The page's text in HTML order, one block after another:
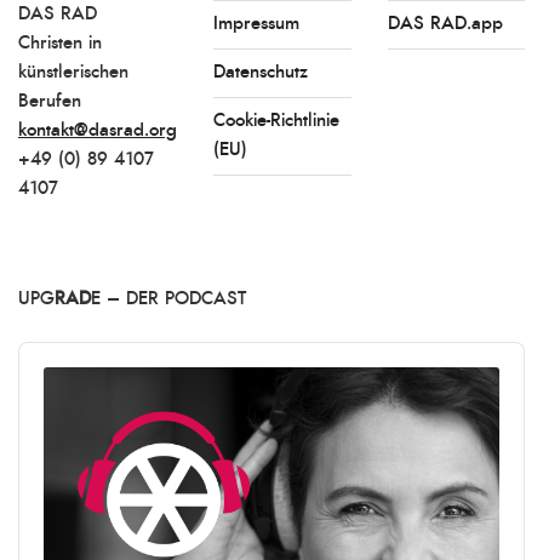
DAS RAD
Christen in
künstlerischen
Berufen
kontakt@dasrad.org
+49 (0) 89 4107
4107
Impressum
Datenschutz
Cookie-Richtlinie
(EU)
DAS RAD.app
UPG RADE – DER PODCAST
Audio
Player